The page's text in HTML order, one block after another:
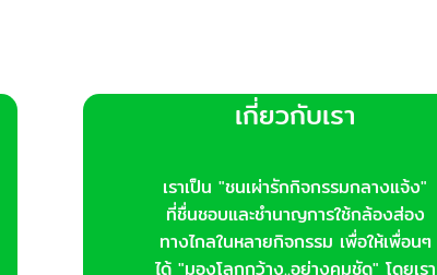
เกี่ยวกับเรา
เราเป็น "ชนเผ่ารักกิจกรรมกลางแจ้ง"
ที่ชื่นชอบและชำนาญการใช้กล้องส่อง
ทางไกลในหลายกิจกรรม เพื่อให้เพื่อนๆ
ได้ "มองโลกกว้าง..อย่างคมชัด" โดยเรา